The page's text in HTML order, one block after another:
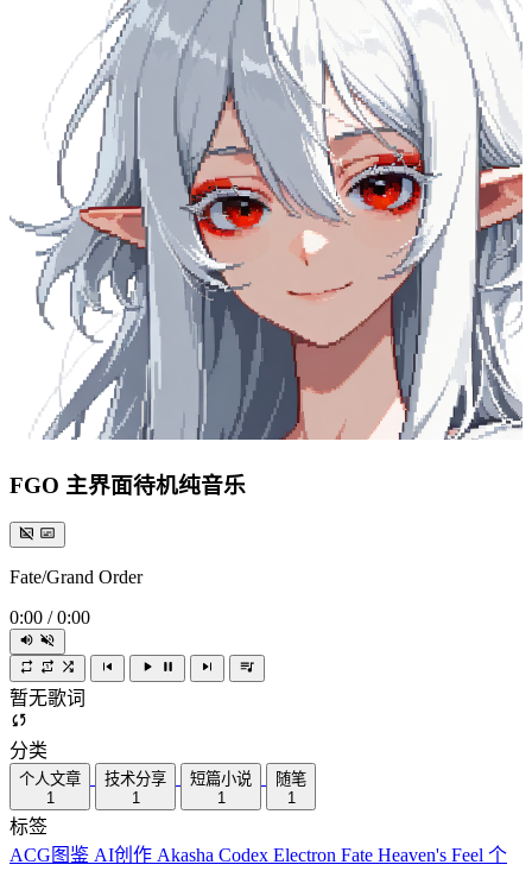
FGO 主界面待机纯音乐
Fate/Grand Order
0:00 / 0:00
暂无歌词
分类
个人文章
1
技术分享
1
短篇小说
1
随笔
1
标签
ACG图鉴 AI创作 Akasha Codex Electron Fate Heaven's Feel 个